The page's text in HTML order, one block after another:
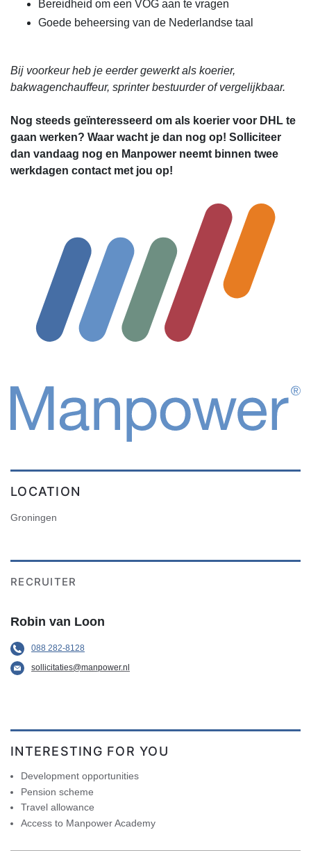
Bereidheid om een VOG aan te vragen
Goede beheersing van de Nederlandse taal
Bij voorkeur heb je eerder gewerkt als koerier,
bakwagenchauffeur, sprinter bestuurder of vergelijkbaar.
Nog steeds geïnteresseerd om als koerier voor DHL te
gaan werken? Waar wacht je dan nog op! Solliciteer
dan vandaag nog en Manpower neemt binnen twee
werkdagen contact met jou op!
LOCATION
Groningen
RECRUITER
Robin van Loon
088 282-8128
sollicitaties@manpower.nl
INTERESTING FOR YOU
Development opportunities
Pension scheme
Travel allowance
Access to Manpower Academy